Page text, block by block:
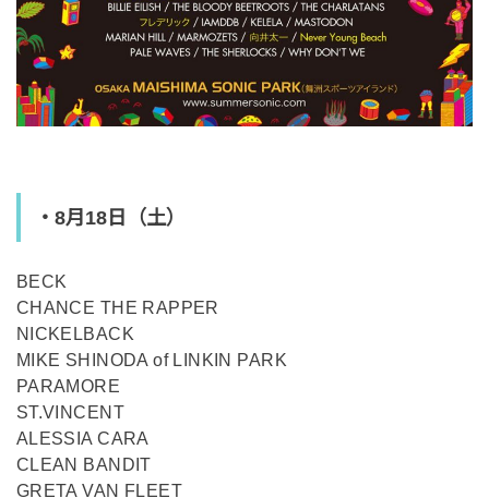
・8月18日（土）
BECK
CHANCE THE RAPPER
NICKELBACK
MIKE SHINODA of LINKIN PARK
PARAMORE
ST.VINCENT
ALESSIA CARA
CLEAN BANDIT
GRETA VAN FLEET